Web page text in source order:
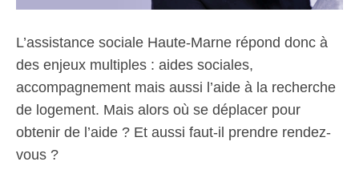
L’assistance sociale Haute-Marne répond donc à
des enjeux multiples : aides sociales,
accompagnement mais aussi l’aide à la recherche
de logement. Mais alors où se déplacer pour
obtenir de l’aide ? Et aussi faut-il prendre rendez-
vous ?